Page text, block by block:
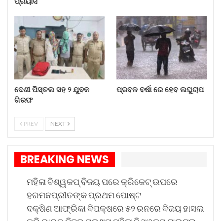
ଦେଶର ଜେନ-ଜି ମାନଙ୍କ ସହ ଯୋଡ଼ି…
Aug 7, 2026
ଚୋରା ବାଲି ଚାଲାଣ ବେଳେ ଚାରି…
Aug 7, 2026
Aug 7, 2026
ପ୍ରବଳ ବର୍ଷା ରେ ହେବ ଲଘୁଚାପ
Aug 7, 2026
ମାଞ୍ଝି ଛଅଟି ସାଧାରଣ ବର୍ଗର ଆସନ ମଧ୍ୟରୁ କେବଳ
ଦୁଇଟି ଜିତିଛନ୍ତି, ଯାହା ଦୁଇଟି ଭୂମିହାର ଜାତିର ପ୍ରାର୍ଥୀଙ୍କୁ
ଦେଶୀ ପିସ୍ତଲ ସହ ୨ ଯୁବକ
ଗିରଫ
ପ୍ରବଳ ବର୍ଷା ରେ ହେବ ଲଘୁଚାପ
PREV NEXT
BREAKING NEWS
ମହିଳା ବିଶ୍ୱକପ୍ ବିଜୟ ପରେ କ୍ରିକେଟ୍ ଉପରେ
ହରମନପ୍ରୀତଙ୍କ ପ୍ରଥମ ପୋଷ୍ଟ
ଦକ୍ଷିଣ ଆଫ୍ରିକା ବିପକ୍ଷରେ ୫୨ ରନରେ ବିଜୟ ହାସଲ